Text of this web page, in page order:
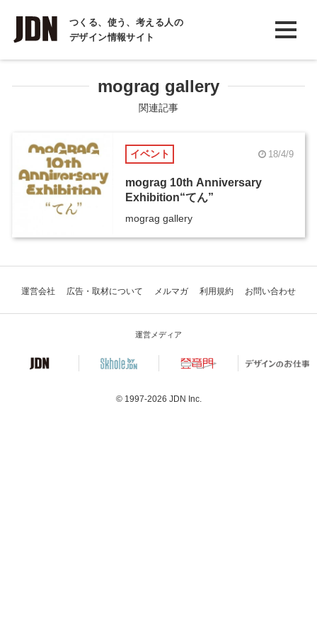
つくる、使う、考える人の
デザイン情報サイト
INTERVIEW
インタビュー
REPORT
コラム
mograg gallery
関連記事
イベント 18/4/9
mograg 10th Anniversary
Exhibition“てん”
mograg gallery
運営会社 広告・取材について メルマガ 利用規約 お問い合わせ
運営メディア
© 1997-2026 JDN Inc.